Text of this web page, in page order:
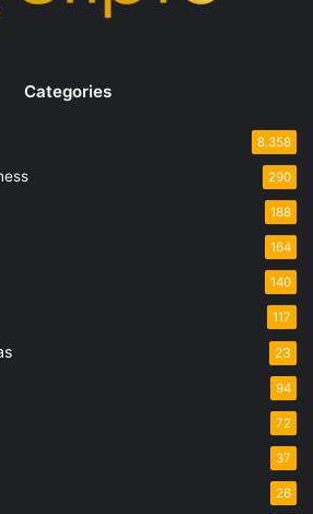
Categories
8.358
290
188
164
140
117
23
94
72
37
26